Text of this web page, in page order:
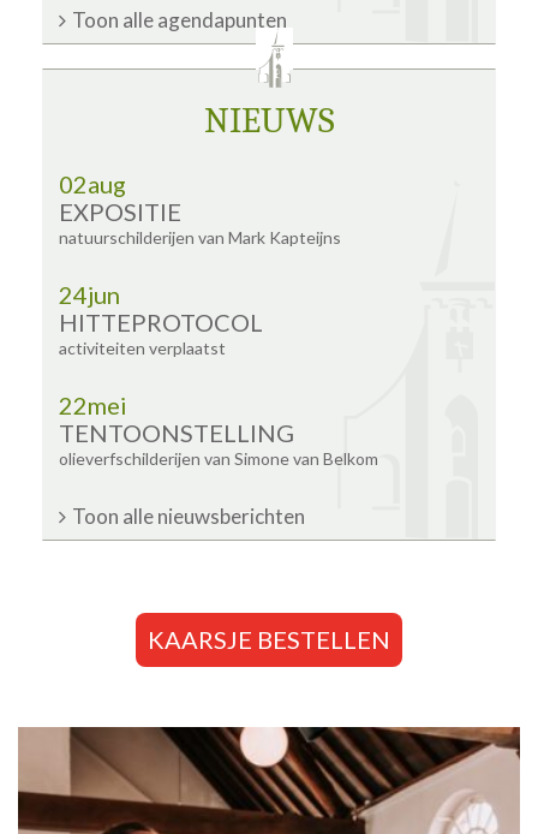
Toon alle agendapunten
NIEUWS
02aug
EXPOSITIE
natuurschilderijen van Mark Kapteijns
24jun
HITTEPROTOCOL
activiteiten verplaatst
22mei
TENTOONSTELLING
olieverfschilderijen van Simone van Belkom
Toon alle nieuwsberichten
KAARSJE BESTELLEN